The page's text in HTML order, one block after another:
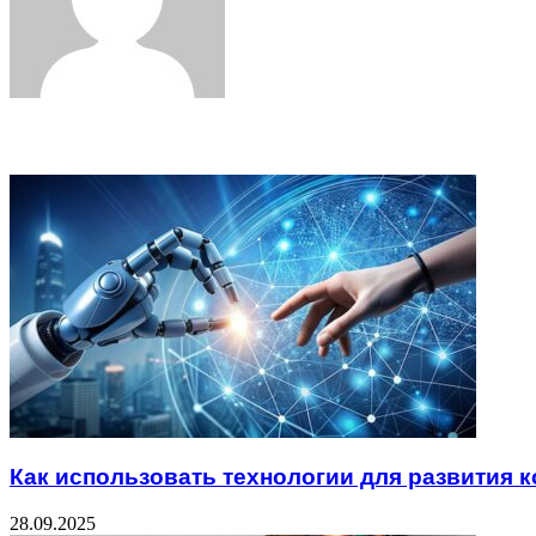
Как использовать технологии для развития
28.09.2025